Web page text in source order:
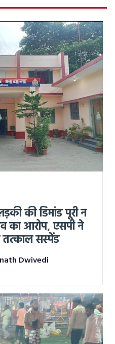
की डिमांड पूरी न
का आरोप, एसपी ने
तत्काल सस्पेंड
Dwivedi